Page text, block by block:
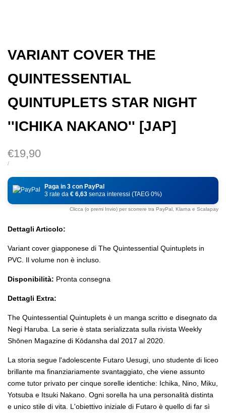
VARIANT COVER THE
QUINTESSENTIAL
QUINTUPLETS STAR NIGHT
''ICHIKA NAKANO'' [JAP]
Prezzo
di
vendita
€19,90
PREZZO
UNITÀ
/PER
Paga in 3 con PayPal
3 rate da € 6,63 senza interessi (TAEG 0%)
Clicca (o premi Invio) per scorrere tra PayPal, Klarna e Scalapay
Dettagli Articolo:
Variant cover giapponese di The Quintessential Quintuplets in
PVC. Il volume non è incluso.
Disponibilità: Pronta consegna
Dettagli Extra:
The Quintessential Quintuplets è un manga scritto e disegnato da
Negi Haruba. La serie è stata serializzata sulla rivista Weekly
Shōnen Magazine di Kōdansha dal 2017 al 2020.
La storia segue l'adolescente Futaro Uesugi, uno studente di liceo
brillante ma finanziariamente svantaggiato, che viene assunto
come tutor privato per cinque sorelle identiche: Ichika, Nino, Miku,
Yotsuba e Itsuki Nakano. Ogni sorella ha una personalità distinta
e unico stile di vita. L'obiettivo iniziale di Futaro è quello di far sì